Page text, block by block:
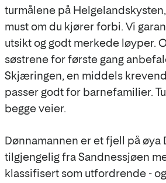
turmålene på
must om du kjører forbi. Vi
utsikt og godt merkede løyper.
søstrene for første gang
Skjæringen, en middels
passer godt for barnefamilier.
begge veier.
Dønnamannen er et fjell på øya
tilgjengelig fra Sandnessjøen
klassifisert som utfordrende -